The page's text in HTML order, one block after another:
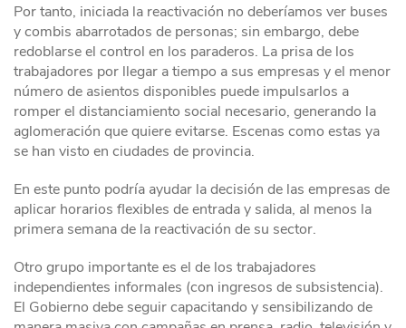
Por tanto, iniciada la reactivación no deberíamos ver buses
y combis abarrotados de personas; sin embargo, debe
redoblarse el control en los paraderos. La prisa de los
trabajadores por llegar a tiempo a sus empresas y el menor
número de asientos disponibles puede impulsarlos a
romper el distanciamiento social necesario, generando la
aglomeración que quiere evitarse. Escenas como estas ya
se han visto en ciudades de provincia.
En este punto podría ayudar la decisión de las empresas de
aplicar horarios flexibles de entrada y salida, al menos la
primera semana de la reactivación de su sector.
Otro grupo importante es el de los trabajadores
independientes informales (con ingresos de subsistencia).
El Gobierno debe seguir capacitando y sensibilizando de